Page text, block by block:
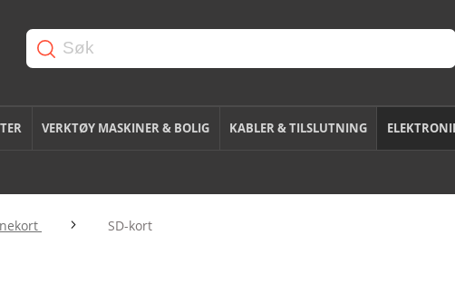
VERKTØY MASKINER & BOLIG KABLER & TILSLUTNING
SD-kort